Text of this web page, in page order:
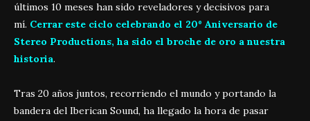
últimos 10 meses han sido reveladores y decisivos para
mí. Cerrar este ciclo celebrando el 20º Aniversario de
Stereo Productions, ha sido el broche de oro a nuestra
historia.
Tras 20 años juntos, recorriendo el mundo y portando la
bandera del Iberican Sound, ha llegado la hora de pasar